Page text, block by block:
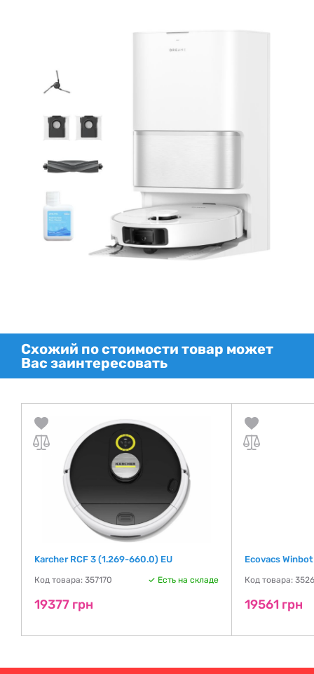
Схожий по стоимости товар может
Вас заинтересовать
Karcher RCF 3 (1.269-660.0) EU
Код товара: 357170 Есть на складе
19377 грн
Ecovacs
Код товара:
19561 грн